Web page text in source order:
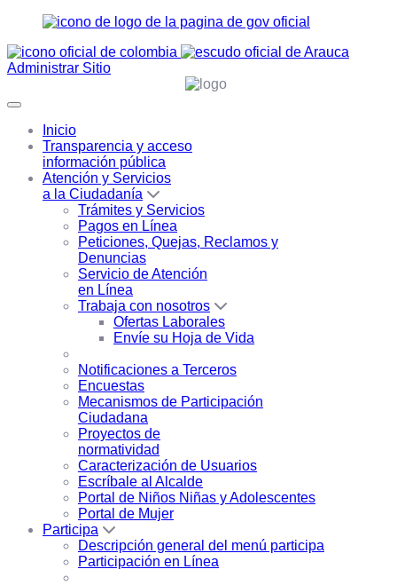
Administrar Sitio
Inicio
Transparencia y acceso
información pública
Atención y Servicios
a la Ciudadanía
Trámites y Servicios
Pagos en Línea
Peticiones, Quejas, Reclamos y
Denuncias
Servicio de Atención
en Línea
Trabaja con nosotros
Ofertas Laborales
Envíe su Hoja de Vida
Notificaciones a Terceros
Encuestas
Mecanismos de Participación
Ciudadana
Proyectos de
normatividad
Caracterización de Usuarios
Escríbale al Alcalde
Portal de Niños Niñas y Adolescentes
Portal de Mujer
Participa
Descripción general del menú participa
Participación en Línea